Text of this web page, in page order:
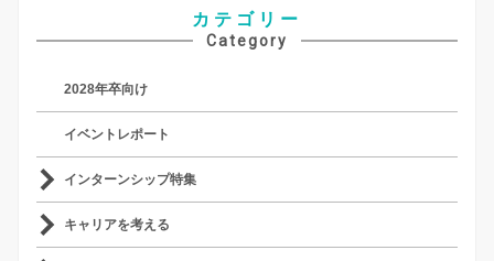
カテゴリー
Category
2028年卒向け
イベントレポート
インターンシップ特集
キャリアを考える